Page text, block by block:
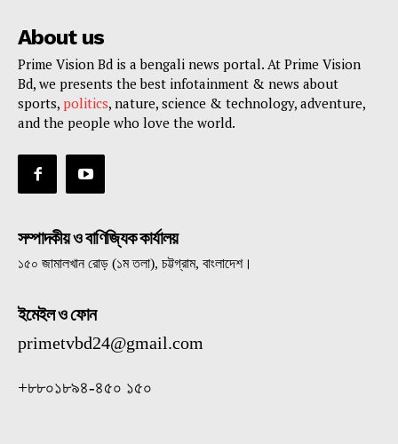
About us
Prime Vision Bd is a bengali news portal. At Prime Vision
Bd, we presents the best infotainment & news about
sports, politics, nature, science & technology, adventure,
and the people who love the world.
সম্পাদকীয় ও বাণিজ্যিক কার্যালয়
১৫০ জামালখান রোড় (১ম তলা), চট্টগ্রাম, বাংলাদেশ।
ইমেইল ও ফোন
primetvbd24@gmail.com
+৮৮০১৮৯৪-৪৫০ ১৫০